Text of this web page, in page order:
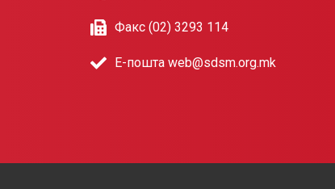
Факс (02) 3293 114
Е-пошта web@sdsm.org.mk